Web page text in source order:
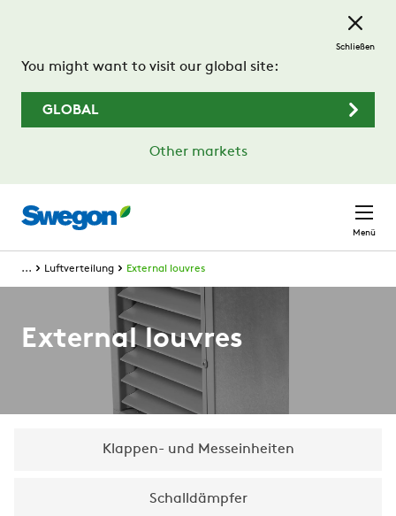
You might want to visit our global site:
GLOBAL
Other markets
Schließen
Menü
... Luftverteilung External louvres
External louvres
Klappen- und Messeinheiten
Schalldämpfer